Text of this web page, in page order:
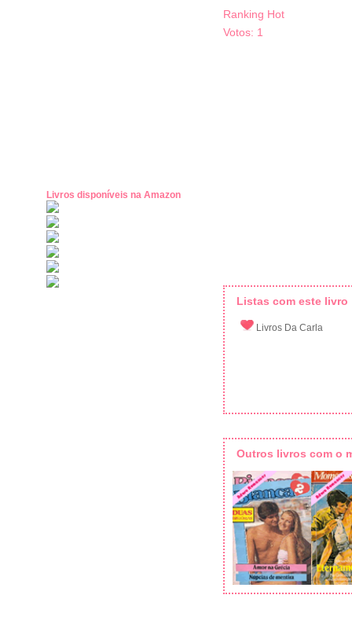
Livros disponíveis na Amazon
Ranking Hot
Votos: 1
Listas com este livro
Livros Da Carla
Outros livros com o